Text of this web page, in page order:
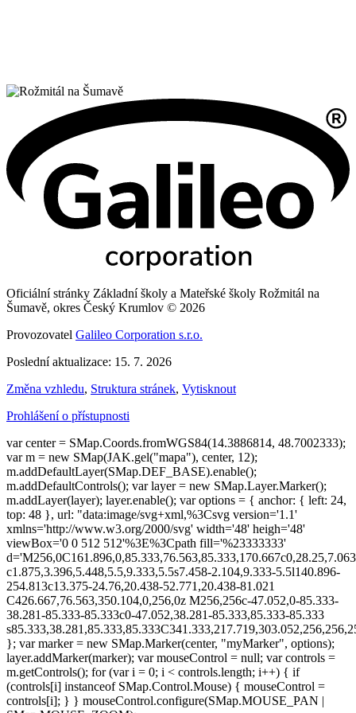
Oficiální stránky Základní školy a Mateřské školy Rožmitál na
Šumavě, okres Český Krumlov © 2026
Provozovatel Galileo Corporation s.r.o.
Poslední aktualizace: 15. 7. 2026
Změna vzhledu, Struktura stránek, Vytisknout
Prohlášení o přístupnosti
var center = SMap.Coords.fromWGS84(14.3886814, 48.7002333);
var m = new SMap(JAK.gel("mapa"), center, 12);
m.addDefaultLayer(SMap.DEF_BASE).enable();
m.addDefaultControls(); var layer = new SMap.Layer.Marker();
m.addLayer(layer); layer.enable(); var options = { anchor: { left: 24,
top: 48 }, url: "data:image/svg+xml,%3Csvg version='1.1'
xmlns='http://www.w3.org/2000/svg' width='48' heigh='48'
viewBox='0 0 512 512'%3E%3Cpath fill='%23333333'
c1.875,3.396,5.448,5.5,9.333,5.5s7.458-2.104,9.333-5.5l140.896-
254.813c13.375-24.76,20.438-52.771,20.438-81.021
C426.667,76.563,350.104,0,256,0z M256,256c-47.052,0-85.333-
38.281-85.333-85.333c0-47.052,38.281-85.333,85.333-85.333
}; var marker = new SMap.Marker(center, "myMarker", options);
layer.addMarker(marker); var mouseControl = null; var controls =
m.getControls(); for (var i = 0; i < controls.length; i++) { if
(controls[i] instanceof SMap.Control.Mouse) { mouseControl =
controls[i]; } } mouseControl.configure(SMap.MOUSE_PAN |